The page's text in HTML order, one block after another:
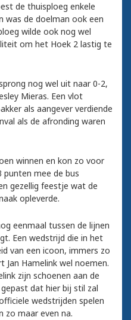
de thuisploeg enkele
was de doelman ook een
wilde ook nog wel
om het Hoek 2 lastig te
nog wel uit naar 0-2,
Mieras. Een vlot
als aangever verdiende
als de afronding waren
winnen en kon zo voor
punten mee de bus
gezellig feestje wat de
opleverde.
eenmaal tussen de lijnen
Een wedstrijd die in het
van een icoon, immers zo
Jan Hamelink wel noemen.
zijn schoenen aan de
dat hier bij stil zal
wedstrijden spelen
zo maar even na.